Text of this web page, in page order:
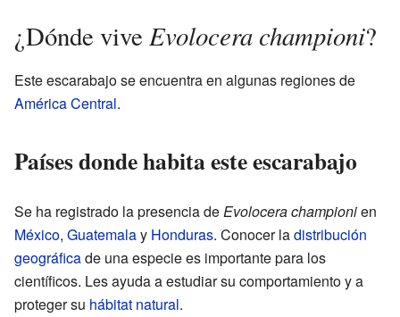
¿Dónde vive Evolocera championi?
Este escarabajo se encuentra en algunas regiones de
América Central.
Países donde habita este escarabajo
Se ha registrado la presencia deEvolocera championien
México, Guatemalay Honduras. Conocer ladistribución
geográficade una especie es importante para los
científicos. Les ayuda a estudiar su comportamiento y a
proteger su hábitat natural.